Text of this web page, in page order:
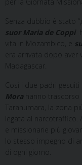
Senza dubbio è stato “
suor Maria de Coppi
vita in Mozambico, e
era arrivata dopo aver
Madagascar.
Così i due padri
Mora hanno trascorso
Tarahumara, la zona
legata al
e missionarie più
lo stesso impegno di
di ogni giorno.